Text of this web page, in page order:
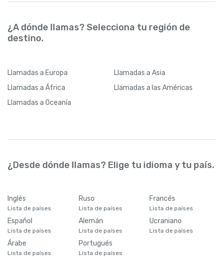
¿A dónde llamas? Selecciona tu región de
destino.
Llamadas a Europa Llamadas a Asia
Llamadas a África Llamadas a las Américas
Llamadas a Oceanía
¿Desde dónde llamas? Elige tu idioma y tu país.
Inglés
Lista de países
Ruso
Lista de países
Francés
Lista de países
Español
Lista de países
Alemán
Lista de países
Ucraniano
Lista de países
Árabe
Lista de países
Portugués
Lista de países